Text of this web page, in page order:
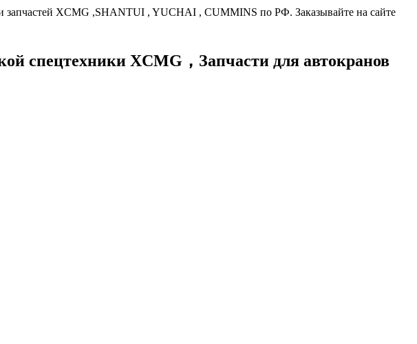
запчастей XCMG ,SHANTUI , YUCHAI , CUMMINS по РФ. Заказывайте на сайте
спецтехники XCMG， Запчасти для автокранов